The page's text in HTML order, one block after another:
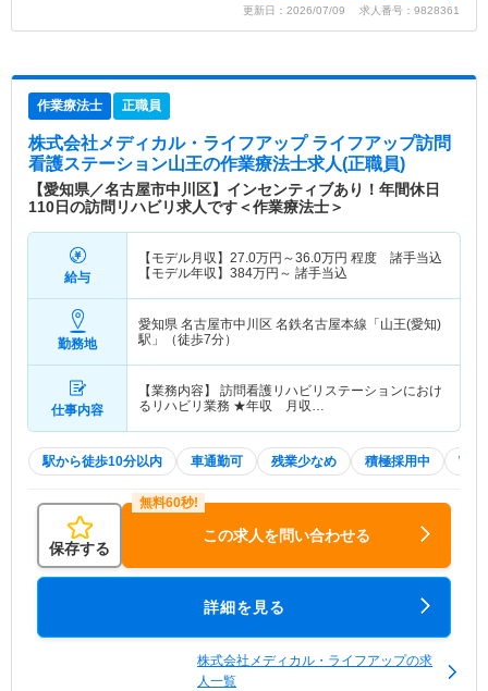
更新日：2026/07/09 求人番号：9828361
作業療法士 正職員
株式会社メディカル・ライフアップ ライフアップ訪問
看護ステーション山王の作業療法士求人(正職員)
【愛知県／名古屋市中川区】インセンティブあり！年間休日
110日の訪問リハビリ求人です＜作業療法士＞
給与
【モデル月収】 27.0万円～36.0万円 程度 諸手当込
【モデル年収】 384万円～ 諸手当込
勤務地
愛知県 名古屋市中川区 名鉄名古屋本線「山王(愛知)
駅」（徒歩7分）
仕事内容
【業務内容】 訪問看護リハビリステーションにおけ
るリハビリ業務 ★年収 月収…
駅から徒歩10分以内 車通勤可 残業少なめ 積極採用中
保存する
この求人を問い合わせる
詳細を見る
株式会社メディカル・ライフアップの求
人一覧